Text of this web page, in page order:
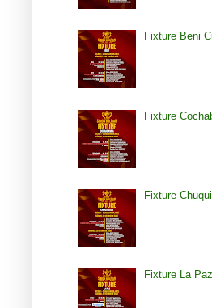
Fixture Beni
Fixture
Fixture
Fixture La